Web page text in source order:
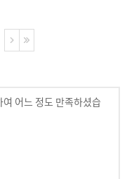
어느 정도 만족하셨습